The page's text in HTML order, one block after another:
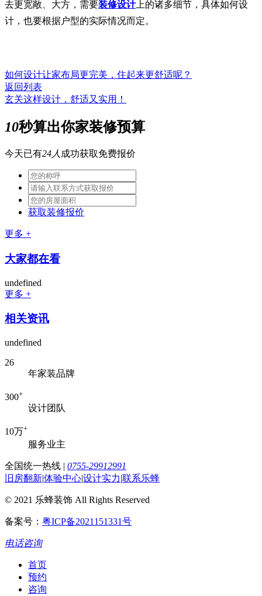
去更宽敞、大方，需要装修设计上的诸多细节，具体如何设
计，也要根据户型的实际情况而定。
如何设计让家布局更完美，住起来更舒适呢？
返回列表
玄关这样设计，舒适又实用！
10秒算出你家装修预算
今天已有24人 成功获取免费报价
获取装修报价
更多 +
大家都在看
undefined
更多 +
相关资讯
undefined
26
年家装品牌
300+
设计团队
10万+
服务业主
全国统一热线 | 0755-29912991
旧房翻新|体验中心|设计实力|联系乐蜂
© 2021 乐蜂装饰 All Rights Reserved
备案号： 粤ICP备2021151331号
电话咨询
首页
预约
咨询